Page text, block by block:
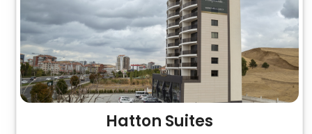
Hatton Suites